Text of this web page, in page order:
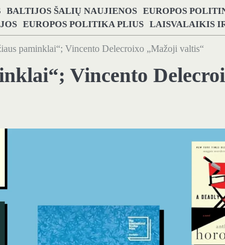
BALTIJOS ŠALIŲ NAUJIENOS EUROPOS
EUROPOS POLITIKA PLIUS LAISVALAIKIS
paminklai“; Vincento Delecroixo „Mažoji valtis“
Vincento